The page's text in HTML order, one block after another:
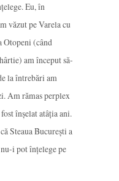
Eu, în
văzut pe Varela cu
Otopeni (când
am început să-
la întrebări am
Am rămas perplex
înșelat atâția ani.
Steaua București a
i pot înțelege pe